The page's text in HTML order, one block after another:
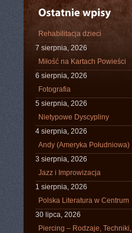
Rehabilitacja dzieci
7 sierpnia, 2026
Miłość na Kartach Powieści
6 sierpnia, 2026
Fotografia
5 sierpnia, 2026
Nietypowe Dyscypliny
4 sierpnia, 2026
Andy (Ameryka Południowa)
3 sierpnia, 2026
Jazz i Improwizacja
1 sierpnia, 2026
Polska Literatura w Centrum
30 lipca, 2026
Piercing – Rodzaje, Techniki,